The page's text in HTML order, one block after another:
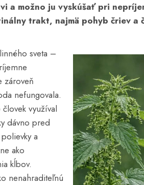
a možno ju vyskúšať pri
trakt, najmä pohyb čriev a
sveta –
zároveň
nefungovala.
využíval
dávno pred
a
ako
kĺbov.
nenahraditeľnú